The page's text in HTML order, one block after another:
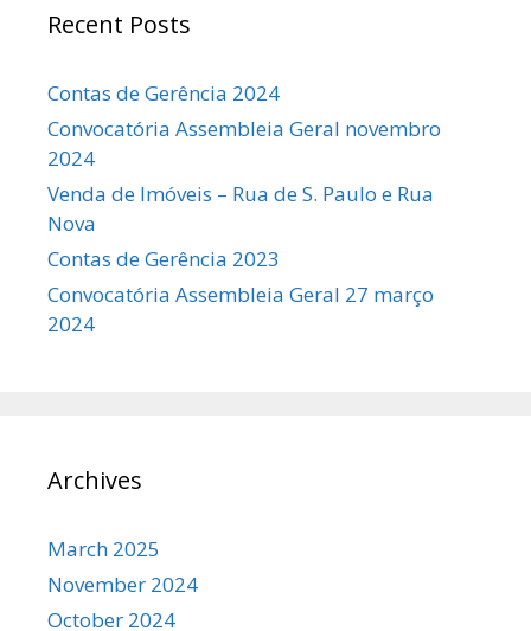
Recent Posts
Contas de Gerência 2024
Convocatória Assembleia Geral novembro
2024
Venda de Imóveis – Rua de S. Paulo e Rua
Nova
Contas de Gerência 2023
Convocatória Assembleia Geral 27 março
2024
Archives
March 2025
November 2024
October 2024